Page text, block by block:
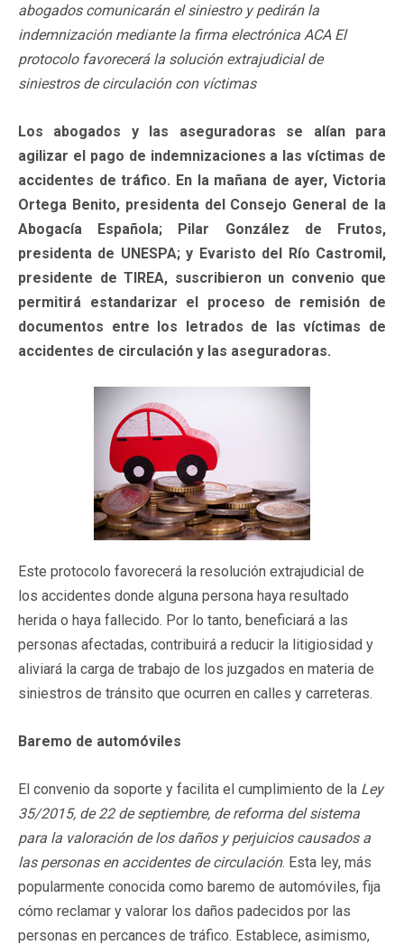
abogados comunicarán el siniestro y pedirán la
indemnización mediante la firma electrónica ACA El
protocolo favorecerá la solución extrajudicial de
siniestros de circulación con víctimas
Los abogados y las aseguradoras se alían para
agilizar el pago de indemnizaciones a las víctimas de
accidentes de tráfico. En la mañana de ayer, Victoria
Ortega Benito, presidenta del Consejo General de la
Abogacía Española; Pilar González de Frutos,
presidenta de UNESPA; y Evaristo del Río Castromil,
presidente de TIREA, suscribieron un convenio que
permitirá estandarizar el proceso de remisión de
documentos entre los letrados de las víctimas de
accidentes de circulación y las aseguradoras.
Este protocolo favorecerá la resolución extrajudicial de
los accidentes donde alguna persona haya resultado
herida o haya fallecido. Por lo tanto, beneficiará a las
personas afectadas, contribuirá a reducir la litigiosidad y
aliviará la carga de trabajo de los juzgados en materia de
siniestros de tránsito que ocurren en calles y carreteras.
Baremo de automóviles
El convenio da soporte y facilita el cumplimiento de la Ley
35/2015, de 22 de septiembre, de reforma del sistema
para la valoración de los daños y perjuicios causados a
las personas en accidentes de circulación. Esta ley, más
popularmente conocida como baremo de automóviles, fija
cómo reclamar y valorar los daños padecidos por las
personas en percances de tráfico. Establece, asimismo,